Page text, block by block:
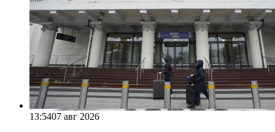
13:5407 авг 2026